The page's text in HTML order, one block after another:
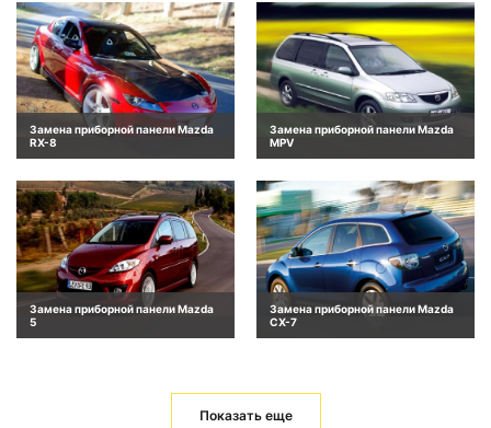
Замена приборной панели Mazda
RX-8
Замена приборной панели Mazda
MPV
Замена приборной панели Mazda
5
Замена приборной панели Mazda
CX-7
Показать еще